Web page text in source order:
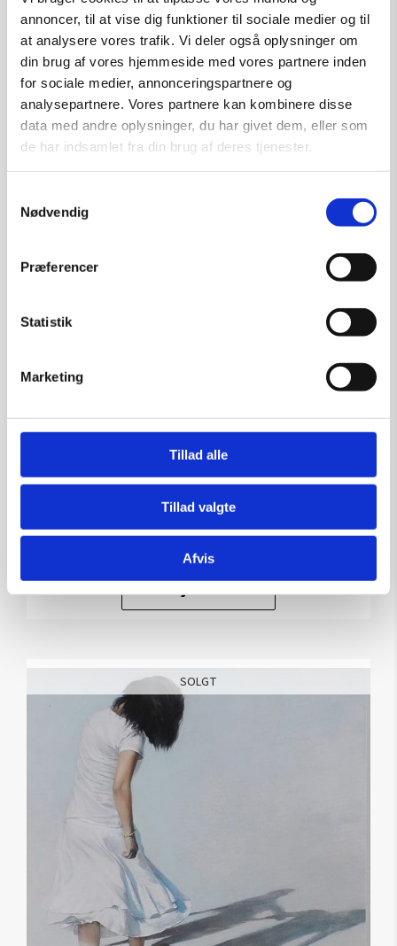
annoncer, til at vise dig funktioner til sociale medier og til
at analysere vores trafik. Vi deler også oplysninger om
din brug af vores hjemmeside med vores partnere inden
for sociale medier, annonceringspartnere og
analysepartnere. Vores partnere kan kombinere disse
data med andre oplysninger, du har givet dem, eller som
de har indsamlet fra din brug af deres tjenester.
Nødvendig
Præferencer
Statistik
Marketing
Tillad alle
Tillad valgte
Afvis
The Mirror ll – grafik af Ole
Ahlberg
Tilføj til kurv
SOLGT